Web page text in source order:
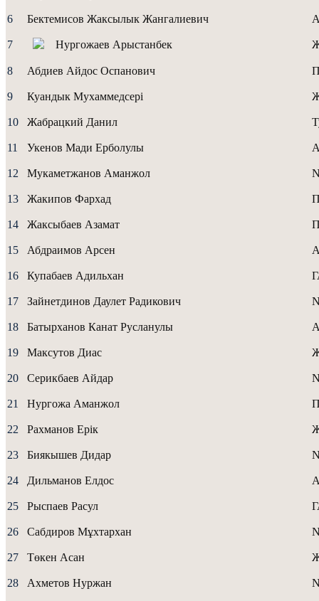
6 Бектемисов Жаксылык Жангалиевич
7 Нургожаев Арыстанбек
8 Абдиев Айдос Оспанович
9 Куандык Мухаммедсерi
10 Жабрацкий Данил
11 Укенов Мади Ерболулы
12 Мукаметжанов Аманжол
13 Жакипов Фархад
14 Жаксыбаев Азамат
15 Абдраимов Арсен
16 Купабаев Адильхан
17 Зайнетдинов Даулет Радикович
18 Батырханов Канат Русланулы
19 Максутов Диас
20 Серикбаев Айдар
21 Нургожа Аманжол
22 Рахманов Ерік
23 Биякышев Дидар
24 Дильманов Елдос
25 Рыспаев Расул
26 Сабдиров Мұхтархан
27 Төкен Асан
28 Ахметов Нуржан